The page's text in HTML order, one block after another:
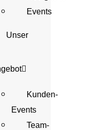
Events
Unser
Kunden-
Events
Team-